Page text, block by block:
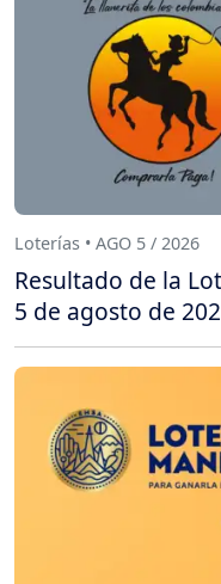
Loterías • AGO 5 / 2026
Resultado de la
5 de agosto de